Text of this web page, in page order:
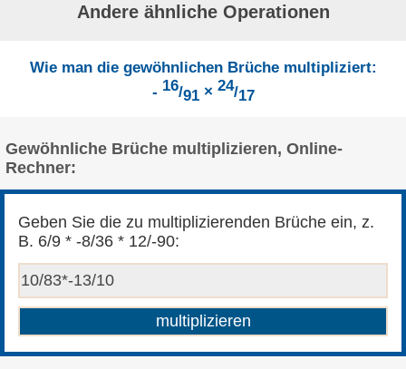
Andere ähnliche Operationen
Wie man die gewöhnlichen Brüche multipliziert:
- 16/91 × 24/17
Gewöhnliche Brüche multiplizieren, Online-
Rechner:
Geben Sie die zu multiplizierenden Brüche ein, z.
B. 6/9 * -8/36 * 12/-90: